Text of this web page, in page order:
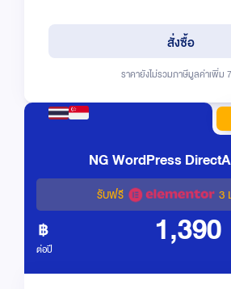
สั่งซื้อ
ราคายังไม่รวมภาษีมูลค่าเพิ่ม
NG WordPress
รับฟรี 3
1,390
ต่อปี